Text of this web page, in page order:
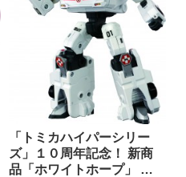
「トミカハイパーシリー
ズ」１０周年記念！ 新商
品「ホワイトホープ」 ７